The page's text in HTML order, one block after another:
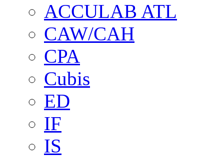
ACCULAB ATL
CAW/CAH
CPA
Cubis
ED
IF
IS